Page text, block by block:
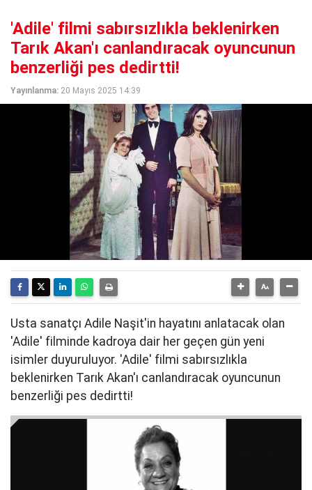
'Adile' filmi sabırsızlıkla beklenirken
Tarık Akan'ı canlandıracak oyuncunun
benzerliği pes dedirtti!
Yayınlanma: 20 Mayıs 2025 14:39
Usta sanatçı Adile Naşit'in hayatını anlatacak olan
'Adile' filminde kadroya dair her geçen gün yeni
isimler duyuruluyor. 'Adile' filmi sabırsızlıkla
beklenirken Tarık Akan'ı canlandıracak oyuncunun
benzerliği pes dedirtti!